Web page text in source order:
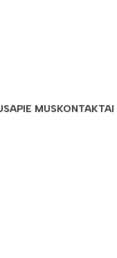
APIE MUSKONTAKTAI